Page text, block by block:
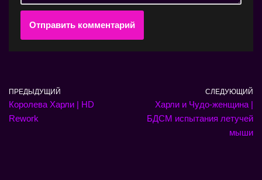
ПРЕДЫДУЩИЙ
Королева Харли | HD
Rework
СЛЕДУЮЩИЙ
Харли и Чудо-женщина |
БДСМ испытания летучей
мыши